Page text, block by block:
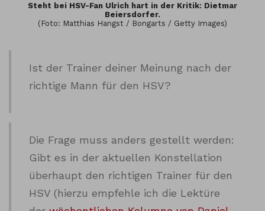
Steht bei HSV-Fan Ulrich hart in der Kritik: Dietmar
Beiersdorfer.
(Foto: Matthias Hangst / Bongarts / Getty Images)
Ist der Trainer deiner Meinung nach der
richtige Mann für den HSV?
Die Frage muss anders gestellt werden:
Gibt es in der aktuellen Konstellation
überhaupt den richtigen Trainer für den
HSV (hierzu empfehle ich die Lektüre